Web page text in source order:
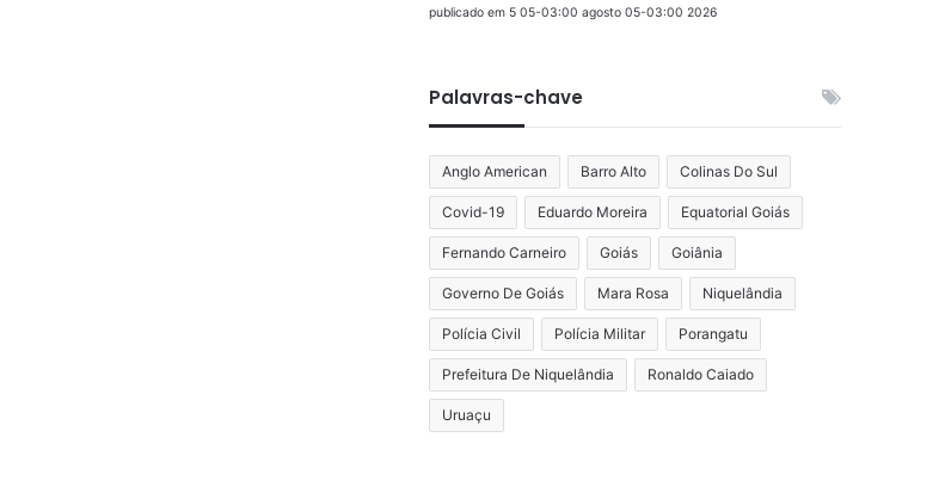
publicado em 5 05-03:00 agosto 05-03:00 2026
Palavras-chave
Anglo American Barro Alto Colinas Do Sul
Covid-19 Eduardo Moreira Equatorial Goiás
Fernando Carneiro Goiás Goiânia
Governo De Goiás Mara Rosa Niquelândia
Polícia Civil Polícia Militar Porangatu
Prefeitura De Niquelândia Ronaldo Caiado
Uruaçu